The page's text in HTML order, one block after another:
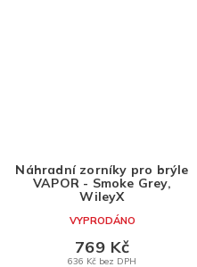
Náhradní zorníky pro brýle
VAPOR - Smoke Grey,
WileyX
VYPRODÁNO
636 Kč bez DPH
769 Kč